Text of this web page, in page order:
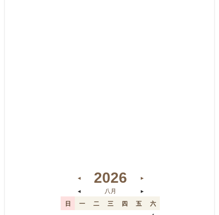
◄ 2026
►
◄
八月 ►
日 一 二 三 四 五
六